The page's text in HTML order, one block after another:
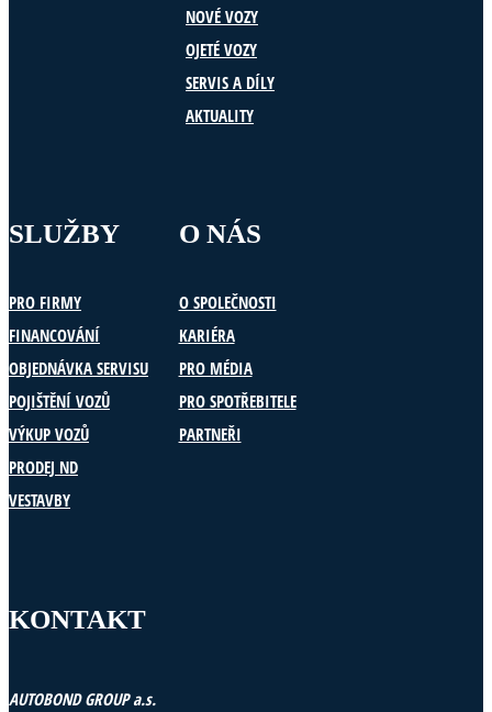
NOVÉ VOZY
OJETÉ VOZY
SERVIS A DÍLY
AKTUALITY
SLUŽBY
PRO FIRMY
FINANCOVÁNÍ
OBJEDNÁVKA SERVISU
POJIŠTĚNÍ VOZŮ
VÝKUP VOZŮ
PRODEJ ND
VESTAVBY
O NÁS
O SPOLEČNOSTI
KARIÉRA
PRO MÉDIA
PRO SPOTŘEBITELE
PARTNEŘI
KONTAKT
AUTOBOND GROUP a.s.